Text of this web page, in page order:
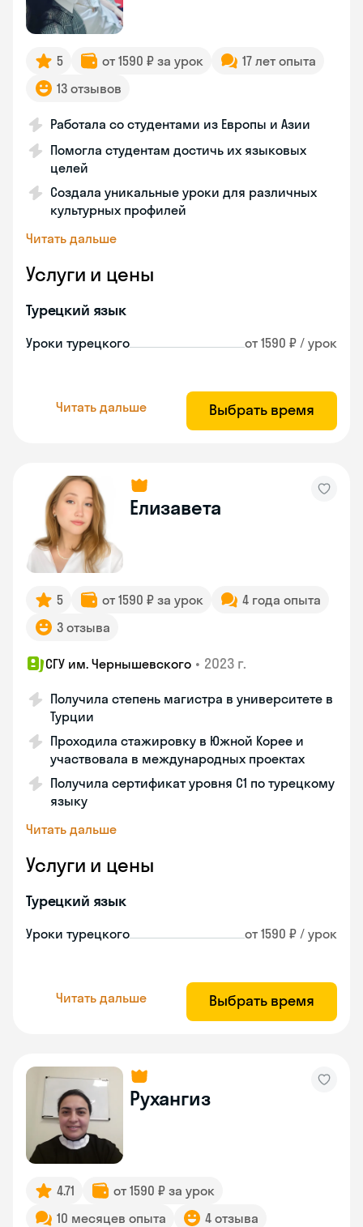
5 от 1590 ₽ за урок
17 лет опыта
13 отзывов
Работала со студентами из Европы и Азии
Помогла студентам достичь их языковых
целей
Создала уникальные уроки для различных
культурных профилей
Читать дальше
Услуги и цены
Турецкий язык
Уроки турецкого от 1590 ₽ / урок
Читать дальше Выбрать время
Елизавета
5 от 1590 ₽ за урок
4 года опыта
3 отзыва
СГУ им. Чернышевского • 2023 г.
Получила степень магистра в университете в
Турции
Проходила стажировку в Южной Корее и
участвовала в международных проектах
Получила сертификат уровня C1 по турецкому
языку
Читать дальше
Услуги и цены
Турецкий язык
Уроки турецкого от 1590 ₽ / урок
Читать дальше Выбрать время
Рухангиз
4.71
от 1590 ₽ за урок
10 месяцев опыта
4 отзыва